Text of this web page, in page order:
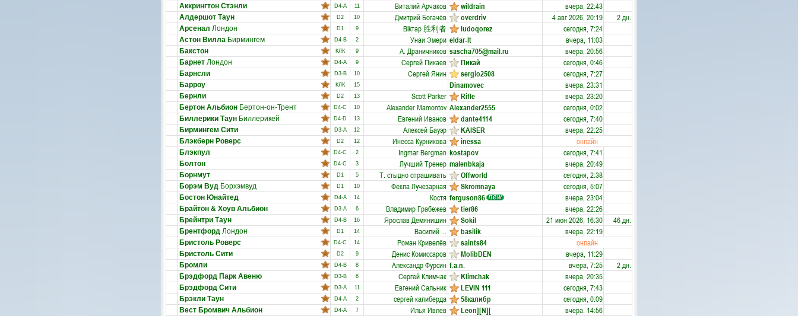
Аккрингтон Стэнли
D4-A 11 Виталий Арчаков wildrain вчера, 22:43
Алдершот Таун D2 10 Дмитрий Богачёв overdriv 4 авг 2026, 20:19 2 дн.
Арсенал Лондон D1 9 Вikтар 胜利者 ludoqorez сегодня, 7:24
Астон Вилла Бирмингем D4-B 2 Унаи Эмери eldar-lt вчера, 11:03
Бакстон КЛК 9 А. Драничников sascha705@mail.ru вчера, 20:56
Барнет Лондон D4-A 9 Сергей Пикаев Пикай сегодня, 0:46
Барнсли D3-B 10 Сергей Янин sergio2508 сегодня, 7:27
Барроу КЛК 15 Dinamovec вчера, 23:31
Бернли D2 13 Scott Parker Rifle вчера, 23:20
Бертон Альбион Бертон-он-Трент D4-C 10 Alexander Mamontov Alexander2555 сегодня, 0:02
Биллерики Таун Биллерикей D4-D 13 Евгений Иванов dante4114 сегодня, 7:40
Бирмингем Сити D3-A 12 Aлeкcей Бауэр KAISER вчера, 22:25
Блэкберн Роверс D2 12 Инесса Курникова inessa онлайн
Блэкпул D4-C 2 Ingmar Bergman kostapov сегодня, 7:41
Болтон D4-C 3 Лучший Тренер malenbkaja вчера, 20:49
Борнмут D1 5 Т. стыдно спрашивать Offworld сегодня, 2:38
Борэм Вуд Борхэмвуд D1 10 Фекла Лучезарная Skromnaya сегодня, 5:07
Бостон Юнайтед D4-A 14 Костя ferguson86 вчера, 23:04
Брайтон & Хоув Альбион D3-A 6 Владимир Грабежев tier86 вчера, 22:26
Брейнтри Таун D4-B 16 Ярослав Демянишин Sokil 21 июн 2026, 16:30 46 дн.
Брентфорд Лондон D1 14 Василий ... basilik вчера, 22:19
Бристоль Роверс D4-C 14 Роман Кривелёв saints84 онлайн
Бристоль Сити D2 9 Денис Комиссаров MolibDEN вчера, 11:29
Бромли D4-B 8 Александр Фурсин f.а.n. вчера, 7:25 2 дн.
Брэдфорд Парк Авеню D3-B 6 Сергей Климчак Klimchak вчера, 20:35
Брэдфорд Сити D3-A 11 Евгений Сальник LEVIN 111 сегодня, 7:43
Брэкли Таун D4-A 2 сергей калиберда 58калибр сегодня, 0:09
Вест Бромвич Альбион D4-A 7 Илья Ивлев Leon][N][ вчера, 14:56